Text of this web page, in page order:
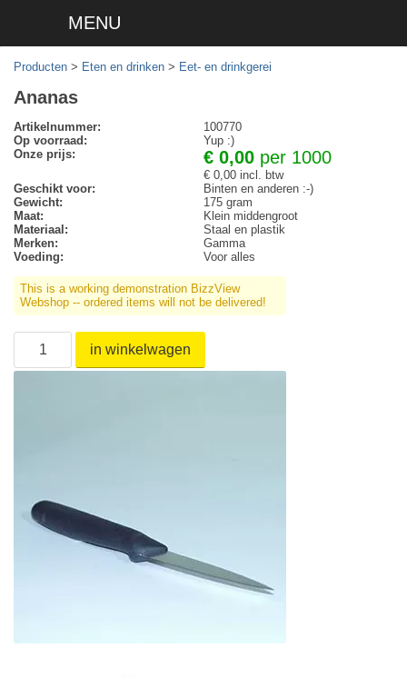
MENU
Producten > Eten en drinken > Eet- en drinkgerei
Ananas
Artikelnummer:
100770
Op voorraad:
Yup :)
Onze prijs:
€ 0,00 per 1000
€ 0,00 incl. btw
Geschikt voor:
Binten en anderen :-)
Gewicht:
175 gram
Maat:
Klein middengroot
Materiaal:
Staal en plastik
Merken:
Gamma
Voeding:
Voor alles
This is a working demonstration BizzView
Webshop -- ordered items will not be delivered!
in winkelwagen